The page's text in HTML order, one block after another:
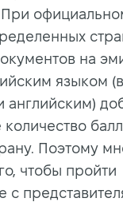
на
языком
английским)
Поэтому
чтобы пройти
с